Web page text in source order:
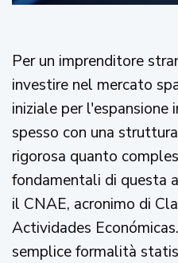
Per un imprenditore
investire nel mercato
iniziale per l'espansione
spesso con una
rigorosa quanto
fondamentali di questa
il CNAE, acronimo di
Actividades
semplice formalità